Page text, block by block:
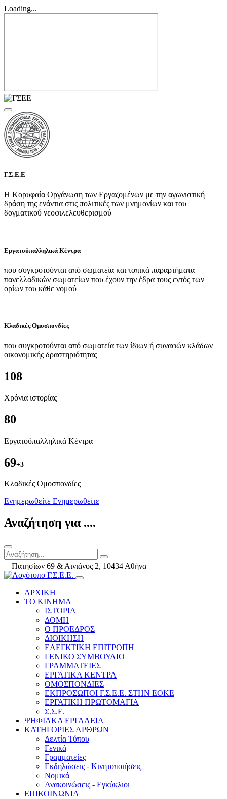
Loading...
Γ.Σ.Ε.Ε
Η Κορυφαία Οργάνωση των Εργαζομένων με την αγωνιστική
δράση της ενάντια στις πολιτικές των μνημονίων και του
δογματικού νεοφιλελευθερισμού
Εργατοϋπαλληλικά Κέντρα
που συγκροτούνται από σωματεία και τοπικά παραρτήματα
πανελλαδικών σωματείων που έχουν την έδρα τους εντός των
ορίων του κάθε νομού
Κλαδικές Ομοσπονδίες
που συγκροτούνται από σωματεία των ίδιων ή συναφών κλάδων
οικονομικής δραστηριότητας
108
Χρόνια ιστορίας
80
Εργατοϋπαλληλικά Κέντρα
69+3
Kλαδικές Ομοσπονδίες
Ενημερωθείτε Ενημερωθείτε
Αναζήτηση για ....
Πατησίων 69 & Αινιάνος 2, 10434 Αθήνα
ΑΡΧΙΚΗ
ΤΟ ΚΙΝΗΜΑ
ΙΣΤΟΡΙΑ
ΔΟΜΗ
Ο ΠΡΟΕΔΡΟΣ
ΔΙΟΙΚΗΣΗ
ΕΛΕΓΚΤΙΚΗ ΕΠΙΤΡΟΠΗ
ΓΕΝΙΚΟ ΣΥΜΒΟΥΛΙΟ
ΓΡΑΜΜΑΤΕΙΕΣ
ΕΡΓΑΤΙΚΑ ΚΕΝΤΡΑ
ΟΜΟΣΠΟΝΔΙΕΣ
ΕΚΠΡΟΣΩΠΟΙ Γ.Σ.Ε.Ε. ΣΤΗΝ ΕΟΚΕ
ΕΡΓΑΤΙΚΗ ΠΡΩΤΟΜΑΓΙΑ
Σ.Σ.Ε.
ΨΗΦΙΑΚΑ ΕΡΓΑΛΕΙΑ
ΚΑΤΗΓΟΡΙΕΣ ΑΡΘΡΩΝ
Δελτία Τύπου
Γενικά
Γραμματείες
Εκδηλώσεις - Κινητοποιήσεις
Νομικά
Ανακοινώσεις - Εγκύκλιοι
ΕΠΙΚΟΙΝΩΝΙΑ